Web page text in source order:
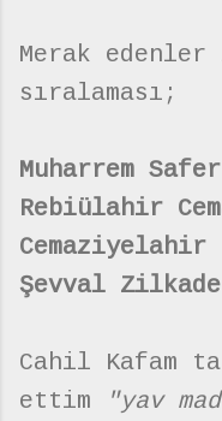
Merak
sıralaması;
Muharrem
Rebiülahir
Cemaziyelahir
Şevval
Cahil Kafam
ettim
"yav